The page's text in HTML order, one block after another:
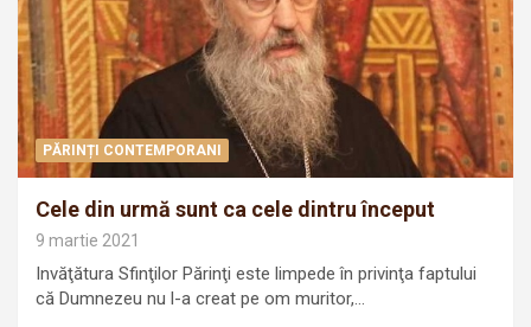
PĂRINȚI CONTEMPORANI
Cele din urmă sunt ca cele dintru început
9 martie 2021
Invăţătura Sfinţilor Părinţi este limpede în privinţa faptului
că Dumnezeu nu l-a creat pe om muritor,…